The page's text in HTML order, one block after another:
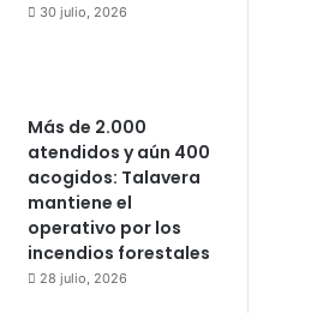
30 julio, 2026
Más de 2.000
atendidos y aún 400
acogidos: Talavera
mantiene el
operativo por los
incendios forestales
28 julio, 2026